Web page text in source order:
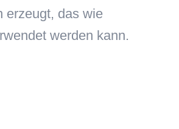
erzeugt, das wie
werden kann.